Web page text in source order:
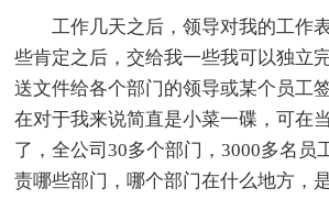
工作几天之后，领导对我的工作
些肯定之后，交给我一些我可以独立
送文件给各个部门的领导或某个员工
在对于我来说简直是小菜一碟，可在
了，全公司30多个部门，3000多名员
责哪些部门，哪个部门在什么地方，